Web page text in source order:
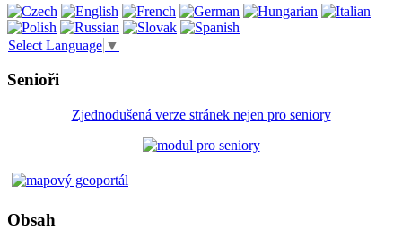
Select Language ▼
Senioři
Zjednodušená verze stránek nejen pro seniory
Obsah